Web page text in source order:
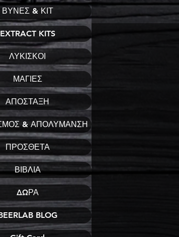
ΒΥΝΕΣ & ΚΙΤ
EXTRACT KITS
ΛΥΚΙΣΚΟΙ
ΜΑΓΙΕΣ
ΑΠΟΣΤΑΞΗ
& ΑΠΟΛΥΜΑΝΣΗ
ΠΡΟΣΘΕΤΑ
ΒΙΒΛΙΑ
ΔΩΡΑ
BLOG